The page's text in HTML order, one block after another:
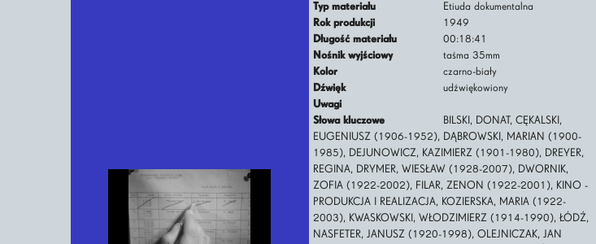
Typ materiału
Etiuda dokumentalna
Rok produkcji
1949
Długość materiału
00:18:41
Nośnik wyjściowy
taśma 35mm
Kolor
czarno-biały
Dźwięk
udźwiękowiony
Uwagi
Słowa kluczowe
BILSKI, DONAT, CĘKALSKI,
EUGENIUSZ (1906-1952), DĄBROWSKI, MARIAN (1900-
1985), DEJUNOWICZ, KAZIMIERZ (1901-1980), DREYER,
REGINA, DRYMER, WIESŁAW (1928-2007), DWORNIK,
ZOFIA (1922-2002), FILAR, ZENON (1922-2001), KINO -
PRODUKCJA I REALIZACJA, KOZIERSKA, MARIA (1922-
2003), KWASKOWSKI, WŁODZIMIERZ (1914-1990), ŁÓDŹ,
NASFETER, JANUSZ (1920-1998), OLEJNICZAK, JAN